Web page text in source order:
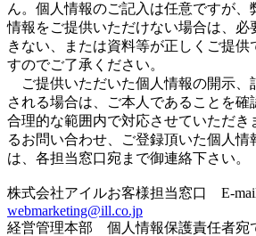
ん。個人情報のご記入は任意ですが、
情報をご提供いただけない場合は、必
きない、または資料等が正しくご提供
すのでご了承ください。
ご提供いただいた個人情報の開示、
される場合は、ご本人であることを確
合理的な範囲内で対応させていただき
るお問い合わせ、ご登録頂いた個人情
は、各担当窓口宛まで御連絡下さい。
株式会社アイルお客様担当窓口 E-mail
webmarketing@ill.co.jp
経営管理本部 個人情報保護責任者宛